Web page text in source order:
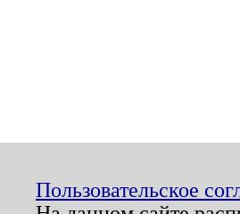
Пользовательское